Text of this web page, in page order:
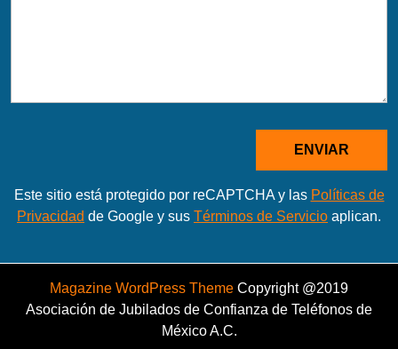
Este sitio está protegido por reCAPTCHA y las Políticas de
Privacidad de Google y sus Términos de Servicio aplican.
Magazine WordPress Theme Copyright @2019
Asociación de Jubilados de Confianza de Teléfonos de
México A.C.